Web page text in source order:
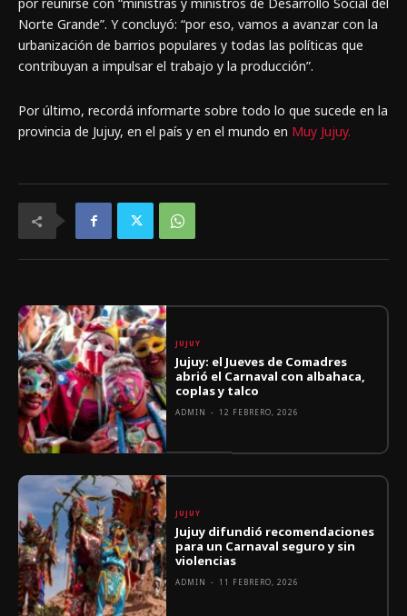
Norte Grande”. Y concluyó: “por eso, vamos a avanzar con la
urbanización de barrios populares y todas las políticas que
contribuyan a impulsar el trabajo y la producción”.
Por último, recordá informarte sobre todo lo que sucede en la
provincia de Jujuy, en el país y en el mundo en Muy Jujuy.
JUJUY
Jujuy: el Jueves de Comadres
abrió el Carnaval con albahaca,
coplas y talco
ADMIN - 12 FEBRERO, 2026
JUJUY
Jujuy difundió recomendaciones
para un Carnaval seguro y sin
violencias
ADMIN - 11 FEBRERO, 2026